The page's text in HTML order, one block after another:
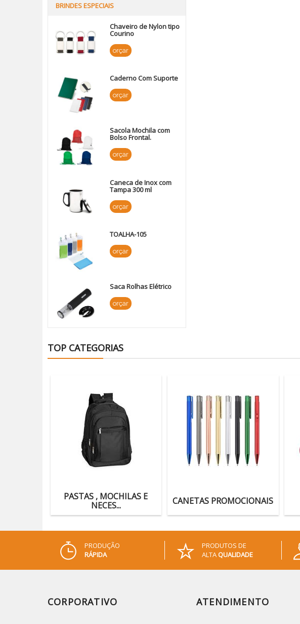
BRINDES ESPECIAIS
Chaveiro de Nylon tipo
Courino
orçar
Caderno Com Suporte
orçar
Sacola Mochila com
Bolso Frontal.
orçar
Caneca de Inox com
Tampa 300 ml
orçar
TOALHA-105
orçar
Saca Rolhas Elétrico
orçar
TOP CATEGORIAS
PASTAS , MOCHILAS E
NECES...
CANETAS PROMOCIONAIS
PRODUÇÃO
RÁPIDA
PRODUTOS DE
ALTAQUALIDADE
CORPORATIVO ATENDIMENTO